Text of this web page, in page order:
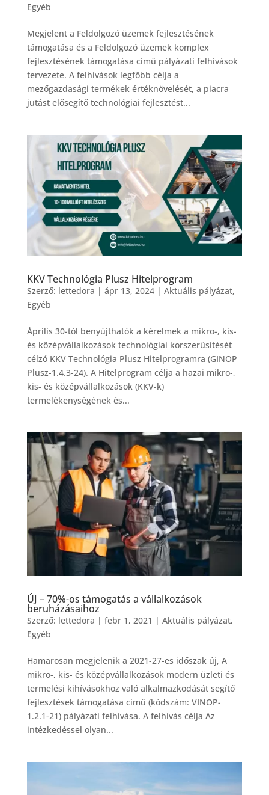
Egyéb
Megjelent a Feldolgozó üzemek fejlesztésének
támogatása és a Feldolgozó üzemek komplex
fejlesztésének támogatása című pályázati felhívások
tervezete. A felhívások legfőbb célja a
mezőgazdasági termékek értéknövelését, a piacra
jutást elősegítő technológiai fejlesztést...
KKV Technológia Plusz Hitelprogram
Szerző: lettedora | ápr 13, 2024| Aktuális pályázat,
Egyéb
Április 30-tól benyújthatók a kérelmek a mikro-, kis-
és középvállalkozások technológiai korszerűsítését
célzó KKV Technológia Plusz Hitelprogramra (GINOP
Plusz-1.4.3-24). A Hitelprogram célja a hazai mikro-,
kis- és középvállalkozások (KKV-k)
termelékenységének és...
ÚJ – 70%-os támogatás a vállalkozások
beruházásaihoz
Szerző: lettedora | febr 1, 2021 | Aktuális pályázat,
Egyéb
Hamarosan megjelenik a 2021-27-es időszak új, A
mikro-, kis- és középvállalkozások modern üzleti és
termelési kihívásokhoz való alkalmazkodását segítő
fejlesztések támogatása című (kódszám: VINOP-
1.2.1-21) pályázati felhívása. A felhívás célja Az
intézkedéssel olyan...